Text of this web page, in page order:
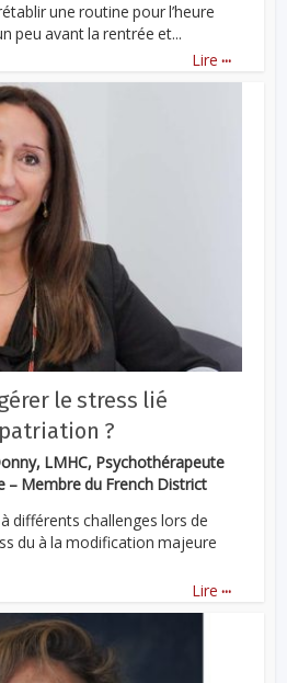
une routine pour l’heure
peu avant la rentrée et...
Lire ...
le stress lié
?
LMHC, Psychothérapeute
– Membre du French District
différents challenges lors de
du à la modification majeure
Lire ...